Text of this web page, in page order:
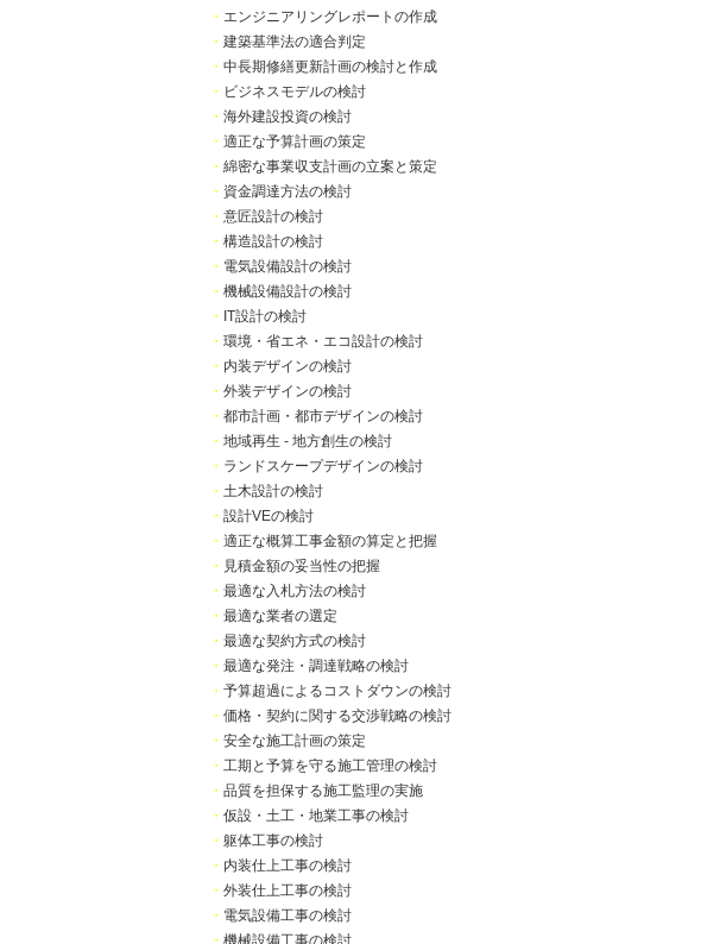
・ エンジニアリングレポートの作成
・ 建築基準法の適合判定
・ 中長期修繕更新計画の検討と作成
・ ビジネスモデルの検討
・ 海外建設投資の検討
・ 適正な予算計画の策定
・ 綿密な事業収支計画の立案と策定
・ 資金調達方法の検討
・ 意匠設計の検討
・ 構造設計の検討
・ 電気設備設計の検討
・ 機械設備設計の検討
・ IT設計の検討
・ 環境・省エネ・エコ設計の検討
・ 内装デザインの検討
・ 外装デザインの検討
・ 都市計画・都市デザインの検討
・ 地域再生 - 地方創生の検討
・ ランドスケープデザインの検討
・ 土木設計の検討
・ 設計VEの検討
・ 適正な概算工事金額の算定と把握
・ 見積金額の妥当性の把握
・ 最適な入札方法の検討
・ 最適な業者の選定
・ 最適な契約方式の検討
・ 最適な発注・調達戦略の検討
・ 予算超過によるコストダウンの検討
・ 価格・契約に関する交渉戦略の検討
・ 安全な施工計画の策定
・ 工期と予算を守る施工管理の検討
・ 品質を担保する施工監理の実施
・ 仮設・土工・地業工事の検討
・ 躯体工事の検討
・ 内装仕上工事の検討
・ 外装仕上工事の検討
・ 電気設備工事の検討
・ 機械設備工事の検討